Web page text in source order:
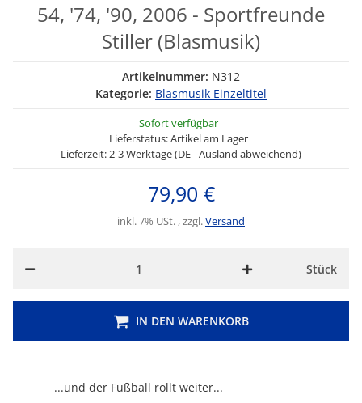
...und der Fußball rollt weiter...
54, '74, '90, 2006 - Sportfreunde
Stiller (Blasmusik)
Artikelnummer: N312
Kategorie: Blasmusik Einzeltitel
Sofort verfügbar
Lieferstatus: Artikel am Lager
Lieferzeit: 2-3 Werktage (DE - Ausland abweichend)
79,90 €
inkl. 7% USt. , zzgl.Versand
Stück
IN DEN WARENKORB